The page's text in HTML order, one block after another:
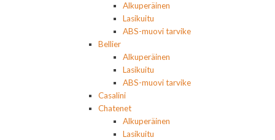
Alkuperäinen
Lasikuitu
ABS-muovi tarvike
Bellier
Alkuperäinen
Lasikuitu
ABS-muovi tarvike
Casalini
Chatenet
Alkuperäinen
Lasikuitu